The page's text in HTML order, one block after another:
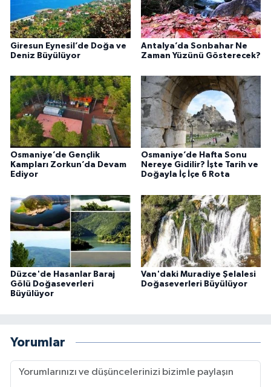
Giresun Eynesil’de Doğa ve
Deniz Büyülüyor
Antalya’da Sonbahar Ne
Zaman Yüzünü Gösterecek?
Osmaniye’de Gençlik
Kampları Zorkun’da Devam
Ediyor
Osmaniye’de Hafta Sonu
Nereye Gidilir? İşte Tarih ve
Doğayla İç İçe 6 Rota
Düzce'de Hasanlar Baraj
Gölü Doğaseverleri
Büyülüyor
Van'daki Muradiye Şelalesi
Doğaseverleri Büyülüyor
Yorumlar